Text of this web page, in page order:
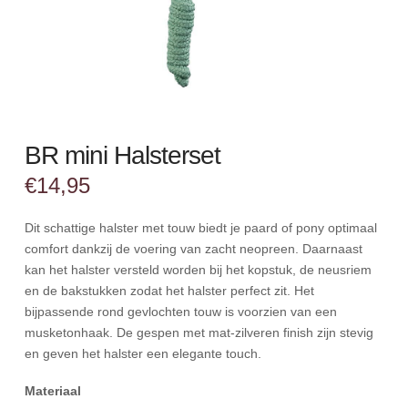
BR mini Halsterset
€14,95
Dit schattige halster met touw biedt je paard of pony optimaal
comfort dankzij de voering van zacht neopreen. Daarnaast
kan het halster versteld worden bij het kopstuk, de neusriem
en de bakstukken zodat het halster perfect zit. Het
bijpassende rond gevlochten touw is voorzien van een
musketonhaak. De gespen met mat-zilveren finish zijn stevig
en geven het halster een elegante touch.
Materiaal